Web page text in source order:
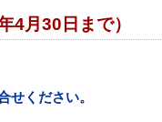
4月30日まで）
せください。